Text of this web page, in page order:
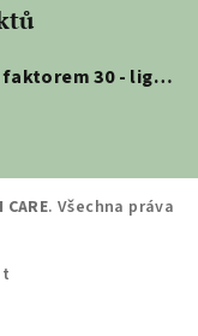
Minerální pudr s ochranným faktorem 30 - light 5,5g
CARE. Všechna práva